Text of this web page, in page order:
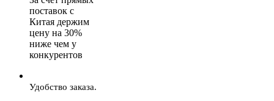
поставок с
Китая держим
цену на 30%
ниже чем у
конкурентов
Удобство заказа.